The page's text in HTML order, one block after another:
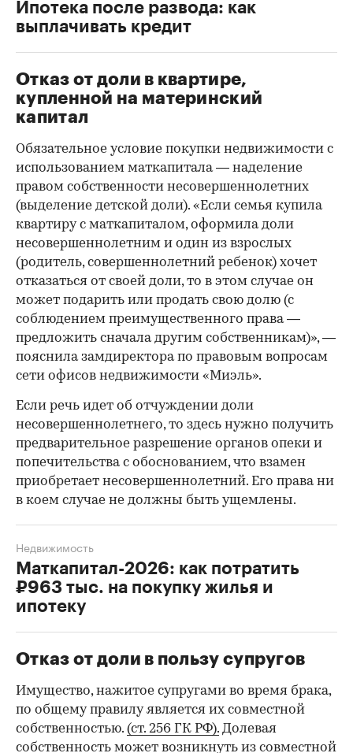
Ипотека после развода: как
выплачивать кредит
Отказ от доли в квартире,
купленной на материнский
капитал
Обязательное условие покупки недвижимости с
использованием маткапитала — наделение
правом собственности несовершеннолетних
(выделение детской доли). «Если семья купила
квартиру с маткапиталом, оформила доли
несовершеннолетним и один из взрослых
(родитель, совершеннолетний ребенок) хочет
отказаться от своей доли, то в этом случае он
может подарить или продать свою долю (с
соблюдением преимущественного права —
предложить сначала другим собственникам)», —
пояснила замдиректора по правовым вопросам
сети офисов недвижимости «Миэль».
Если речь идет об отчуждении доли
несовершеннолетнего, то здесь нужно получить
предварительное разрешение органов опеки и
попечительства с обоснованием, что взамен
приобретает несовершеннолетний. Его права ни
в коем случае не должны быть ущемлены.
Маткапитал-2026: как потратить
₽963 тыс. на покупку жилья и
ипотеку
Недвижимость
Отказ от доли в пользу супругов
Имущество, нажитое супругами во время брака,
по общему правилу является их совместной
собственностью. (ст. 256 ГК РФ). Долевая
собственность может возникнуть из совместной